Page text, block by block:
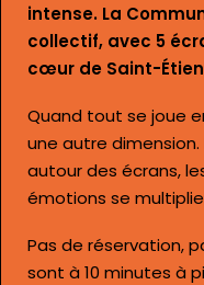
intense. La
collectif, avec 5
cœur de Saint-
Quand tout se joue
une autre
autour des écrans,
émotions se
Pas de réservation,
sont à 10 minutes à